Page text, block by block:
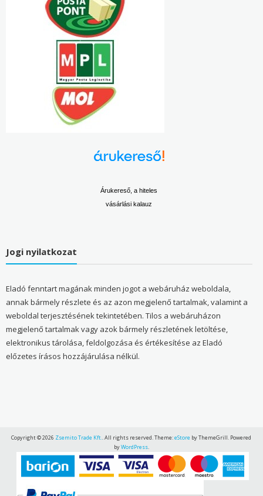
Árukereső, a hiteles
vásárlási kalauz
Jogi nyilatkozat
Eladó fenntart magának minden jogot a webáruház weboldala,
annak bármely részlete és az azon megjelenő tartalmak, valamint a
weboldal terjesztésének tekintetében. Tilos a webáruházon
megjelenő tartalmak vagy azok bármely részletének letöltése,
elektronikus tárolása, feldolgozása és értékesítése az Eladó
előzetes írásos hozzájárulása nélkül.
Copyright © 2026 Zsemito Trade Kft.. All rights reserved. Theme:eStore by ThemeGrill. Powered
byWordPress.